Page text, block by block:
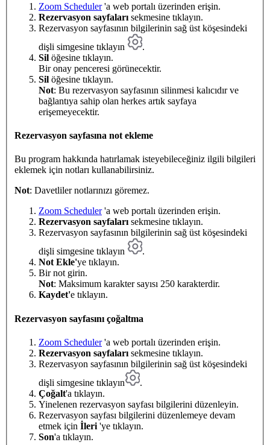
Zoom Scheduler'a web portalı üzerinden erişin.
Rezervasyon sayfaları sekmesine tıklayın.
Rezervasyon sayfasının bilgilerinin sağ üst köşesindeki
dişli simgesine tıklayın
.
Sil öğesine tıklayın.
Bir onay penceresi görünecektir.
Sil öğesine tıklayın.
Not: Bu rezervasyon sayfasının silinmesi kalıcıdır ve
bağlantıya sahip olan herkes artık sayfaya
erişemeyecektir.
Rezervasyon sayfasına not ekleme
Bu program hakkında hatırlamak isteyebileceğiniz ilgili bilgileri
eklemek için notları kullanabilirsiniz.
Not: Davetliler notlarınızı göremez.
Zoom Scheduler'a web portalı üzerinden erişin.
Rezervasyon sayfaları sekmesine tıklayın.
Rezervasyon sayfasının bilgilerinin sağ üst köşesindeki
dişli simgesine tıklayın
.
Not Ekle'ye tıklayın.
Bir not girin.
Not: Maksimum karakter sayısı 250 karakterdir.
Kaydet'e tıklayın.
Rezervasyon sayfasını çoğaltma
Zoom Scheduler'a web portalı üzerinden erişin.
Rezervasyon sayfaları sekmesine tıklayın.
Rezervasyon sayfasının bilgilerinin sağ üst köşesindeki
dişli simgesine tıklayın
.
Çoğalt'a tıklayın.
Yinelenen rezervasyon sayfası bilgilerini düzenleyin.
Rezervasyon sayfası bilgilerini düzenlemeye devam
etmek için İleri 'ye tıklayın.
Son'a tıklayın.